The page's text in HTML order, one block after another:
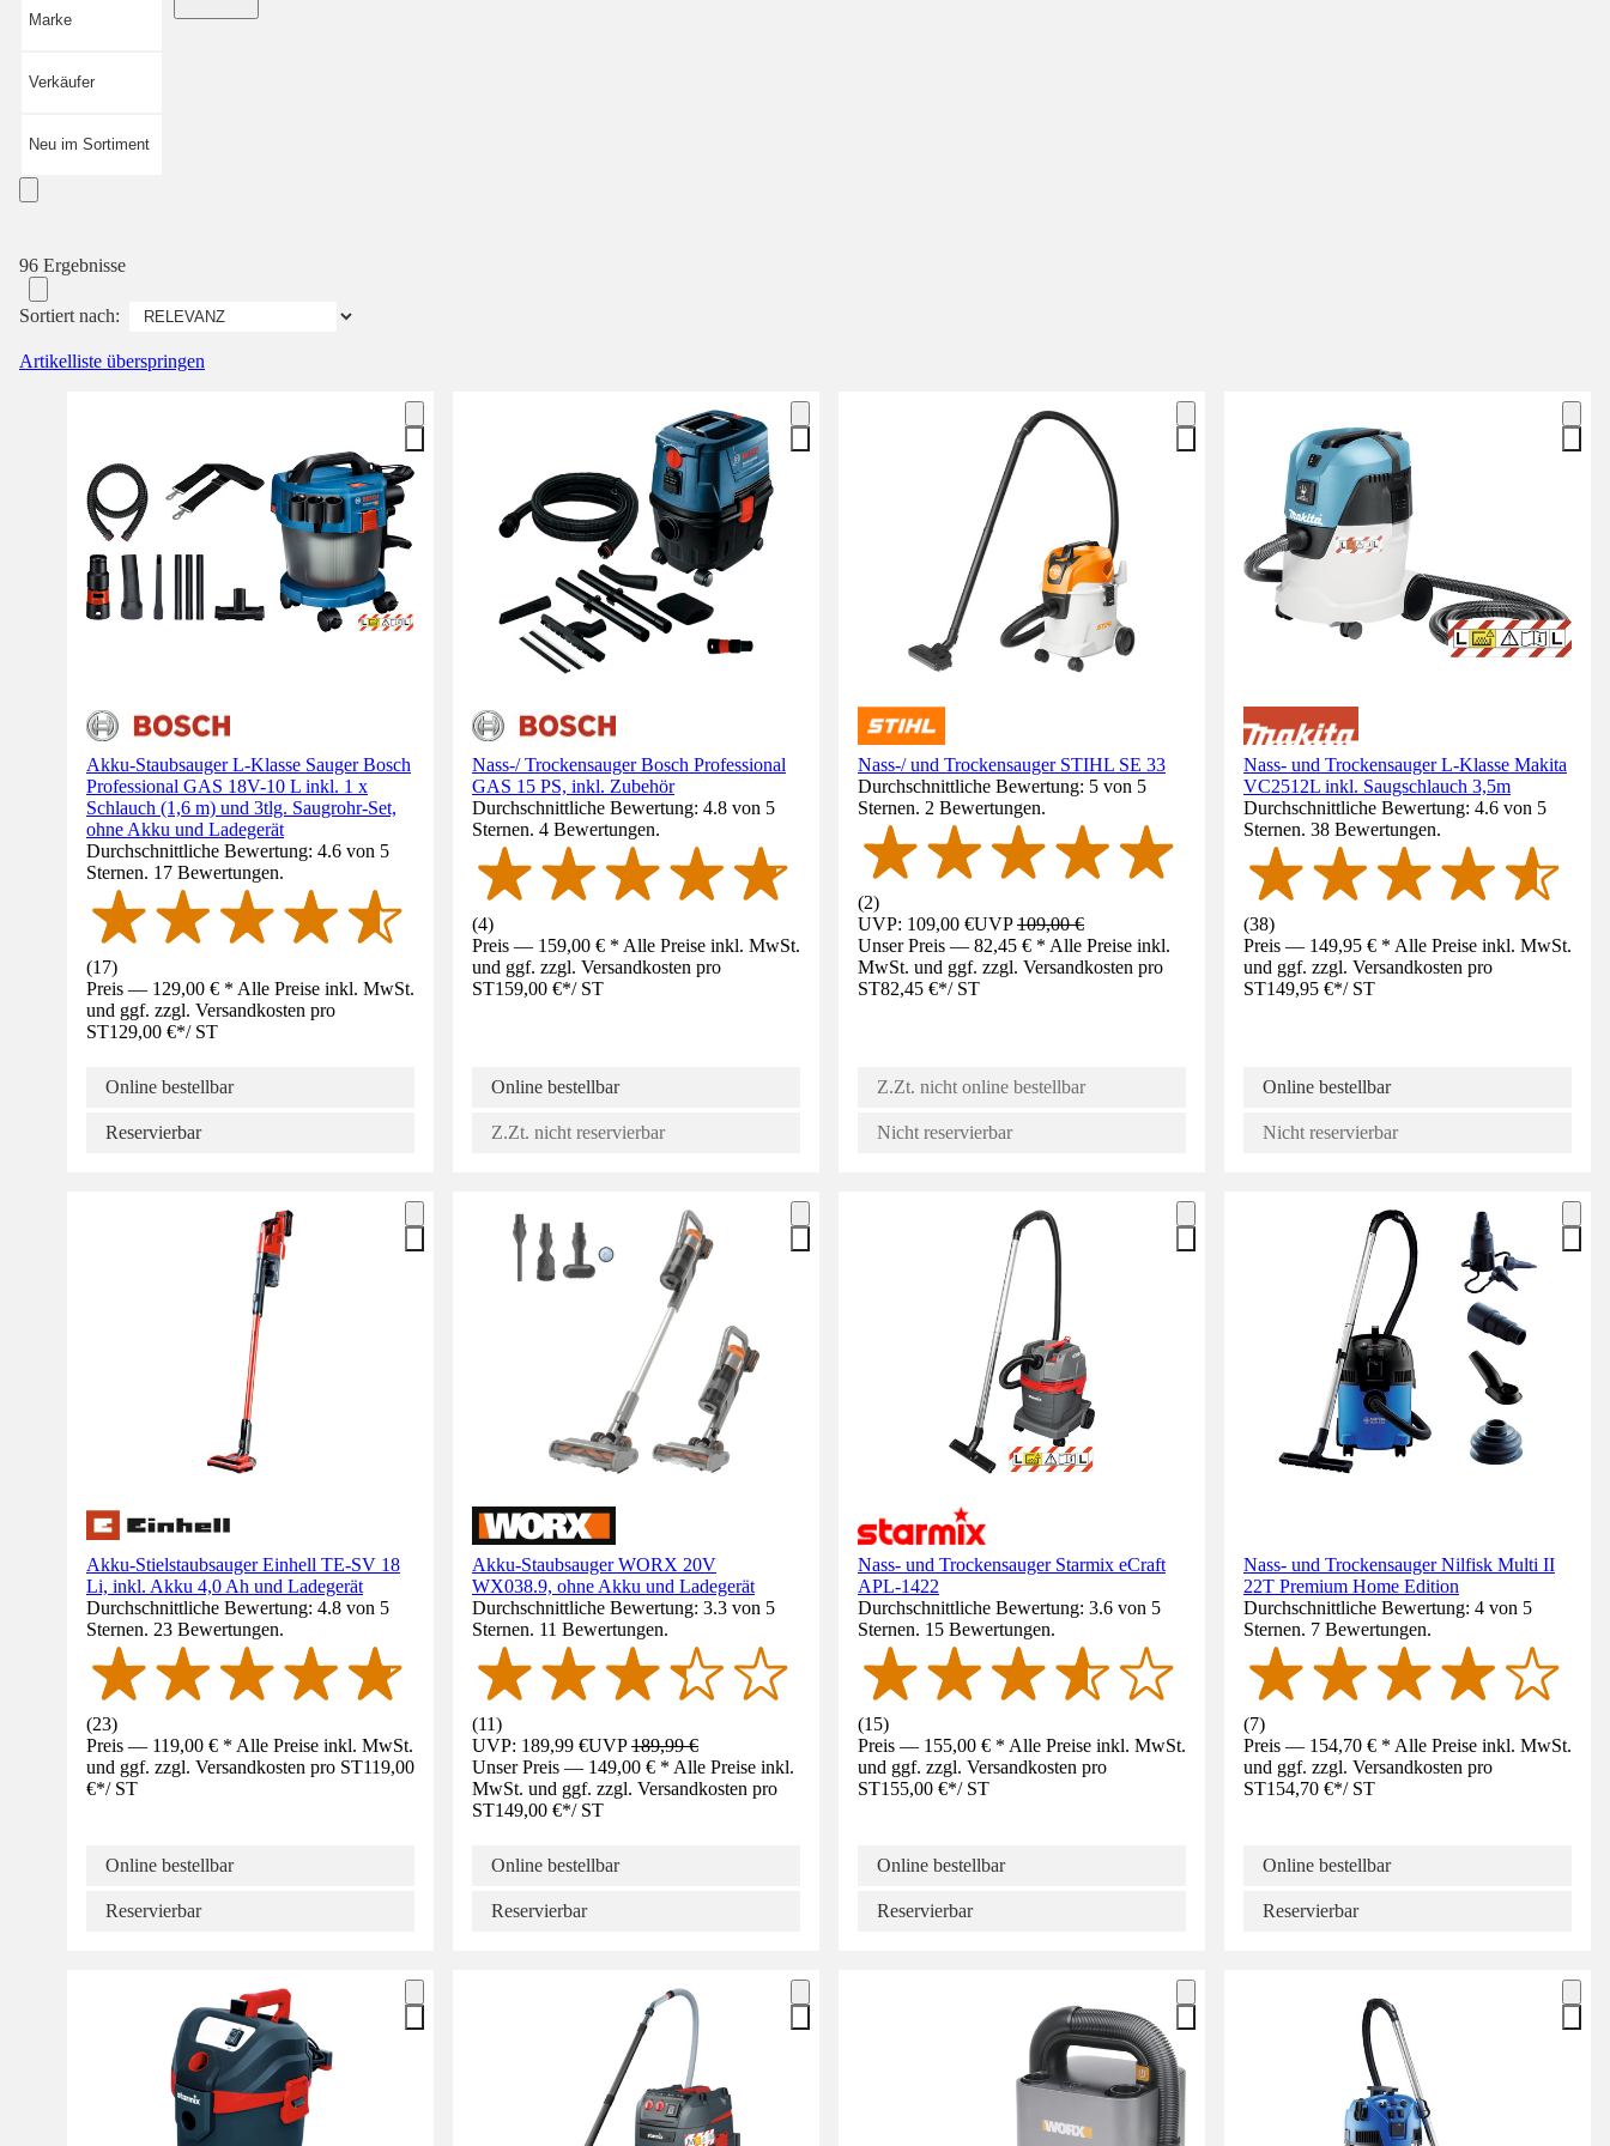
Marke
Verkäufer
Neu im Sortiment
96 Ergebnisse
Sortiert nach:
Artikelliste überspringen
Akku-Staubsauger L-Klasse Sauger Bosch
Professional GAS 18V-10 L inkl. 1 x
Schlauch (1,6 m) und 3tlg. Saugrohr-Set,
ohne Akku und Ladegerät
Durchschnittliche Bewertung: 4.6 von 5
Sternen. 17 Bewertungen.
(17)
Preis — 129,00 € * Alle Preise inkl. MwSt.
und ggf. zzgl. Versandkosten pro
ST129,00 €*/ ST
Online bestellbar
Reservierbar
Nass-/ Trockensauger Bosch Professional
GAS 15 PS, inkl. Zubehör
Durchschnittliche Bewertung: 4.8 von 5
Sternen. 4 Bewertungen.
(4)
Preis — 159,00 € * Alle Preise inkl. MwSt.
und ggf. zzgl. Versandkosten pro
ST159,00 €*/ ST
Online bestellbar
Z.Zt. nicht reservierbar
Nass-/ und Trockensauger STIHL SE 33
Durchschnittliche Bewertung: 5 von 5
Sternen. 2 Bewertungen.
(2)
UVP: 109,00 €UVP109,00 €
Unser Preis — 82,45 € * Alle Preise inkl.
MwSt. und ggf. zzgl. Versandkosten pro
ST82,45 €*/ ST
Z.Zt. nicht online bestellbar
Nicht reservierbar
Nass- und Trockensauger L-Klasse Makita
VC2512L inkl. Saugschlauch 3,5m
Durchschnittliche Bewertung: 4.6 von 5
Sternen. 38 Bewertungen.
(38)
Preis — 149,95 € * Alle Preise inkl. MwSt.
und ggf. zzgl. Versandkosten pro
ST149,95 €*/ ST
Online bestellbar
Nicht reservierbar
Akku-Stielstaubsauger Einhell TE-SV 18
Li, inkl. Akku 4,0 Ah und Ladegerät
Durchschnittliche Bewertung: 4.8 von 5
Sternen. 23 Bewertungen.
(23)
Preis — 119,00 € * Alle Preise inkl. MwSt.
und ggf. zzgl. Versandkosten pro ST119,00
€*/ ST
Online bestellbar
Reservierbar
Akku-Staubsauger WORX 20V
WX038.9, ohne Akku und Ladegerät
Durchschnittliche Bewertung: 3.3 von 5
Sternen. 11 Bewertungen.
(11)
UVP: 189,99 €UVP189,99 €
Unser Preis — 149,00 € * Alle Preise inkl.
MwSt. und ggf. zzgl. Versandkosten pro
ST149,00 €*/ ST
Online bestellbar
Reservierbar
Nass- und Trockensauger Starmix eCraft
APL-1422
Durchschnittliche Bewertung: 3.6 von 5
Sternen. 15 Bewertungen.
(15)
Preis — 155,00 € * Alle Preise inkl. MwSt.
und ggf. zzgl. Versandkosten pro
ST155,00 €*/ ST
Online bestellbar
Reservierbar
Nass- und Trockensauger Nilfisk Multi II
22T Premium Home Edition
Durchschnittliche Bewertung: 4 von 5
Sternen. 7 Bewertungen.
(7)
Preis — 154,70 € * Alle Preise inkl. MwSt.
und ggf. zzgl. Versandkosten pro
ST154,70 €*/ ST
Online bestellbar
Reservierbar